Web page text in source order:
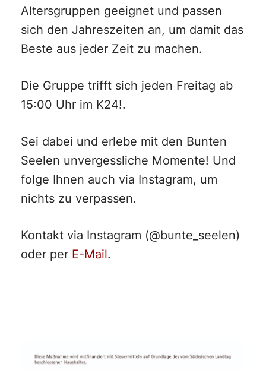
Altersgruppen geeignet und passen
sich den Jahreszeiten an, um damit das
Beste aus jeder Zeit zu machen.
Die Gruppe trifft sich jeden Freitag ab
15:00 Uhr im K24!.
Sei dabei und erlebe mit den Bunten
Seelen unvergessliche Momente! Und
folge Ihnen auch via Instagram, um
nichts zu verpassen.
Kontakt via Instagram (@bunte_seelen)
oder per E-Mail.